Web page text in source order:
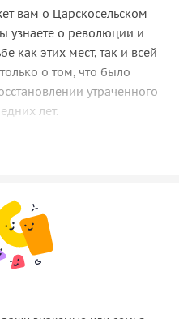
вам о Царскосельском
узнаете о революции и
как этих мест, так и всей
о том, что было
утраченного
лет.
Вы услышите о вазах-
а ещё о чудесах, которые
что захотите
снимали, чтобы